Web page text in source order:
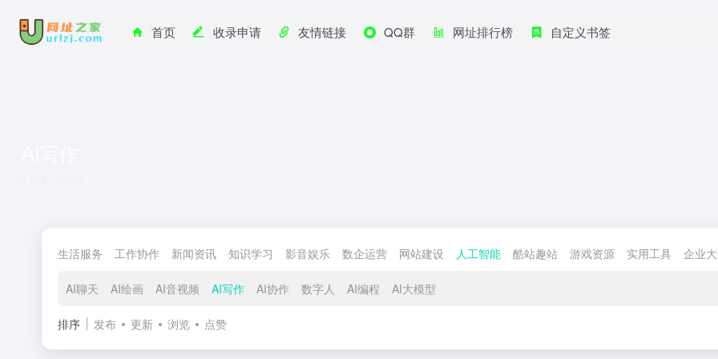
首页 收录申请 友情链接 QQ群 网址排行榜 自定义书签
生活服务 工作协作 新闻资讯 知识学习 影音娱乐 数企运营 网站建设 人工智能 酷站趣站 游戏资源 实用工具 企业
AI聊天 AI绘画 AI音视频 AI写作 AI协作 数字人 AI编程 AI大模型
排序 发布 更新 浏览 点赞